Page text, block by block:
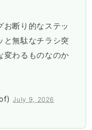
お断り的なステッ
と無駄なチラシ突
変わるものなのか
July 9, 2026